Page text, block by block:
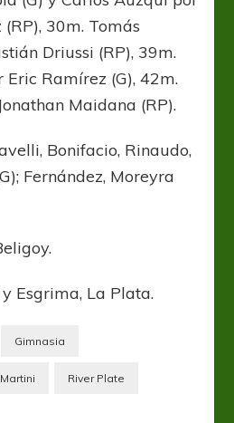
30m. Tomás
Driussi (RP), 39m.
Eric Ramírez (G), 42m.
Maidana (RP).
Bonifacio, Rinaudo,
Fernández, Moreyra
Esgrima, La Plata.
Gimnasia
Martini River Plate